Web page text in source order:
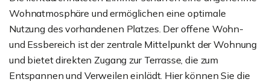
Wohnatmosphäre und ermöglichen eine optimale
Nutzung des vorhandenen Platzes. Der offene Wohn-
und Essbereich ist der zentrale Mittelpunkt der Wohnung
und bietet direkten Zugang zur Terrasse, die zum
Entspannen und Verweilen einlädt. Hier können Sie die